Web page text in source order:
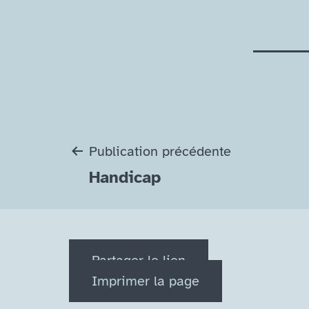
Navigation
l’article
Publication précédente
Handicap
Partager le lien
Imprimer la page